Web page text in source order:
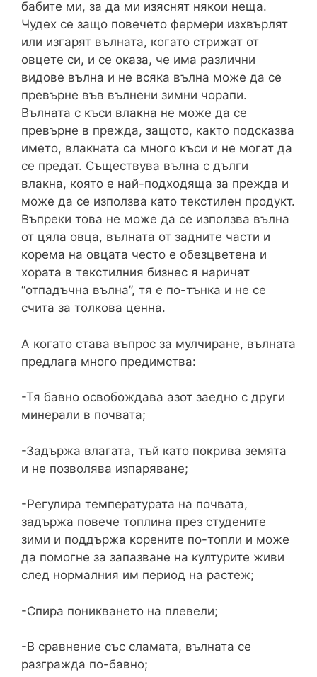
бабите ми, за да ми изяснят някои неща.
Чудех се защо повечето фермери изхвърлят
или изгарят вълната, когато стрижат от
овцете си, и се оказа, че има различни
видове вълна и не всяка вълна може да се
превърне във вълнени зимни чорапи.
Вълната с къси влакна не може да се
превърне в прежда, защото, както подсказва
името, влакната са много къси и не могат да
се предат. Съществува вълна с дълги
влакна, която е най-подходяща за прежда и
може да се използва като текстилен продукт.
Въпреки това не може да се използва вълна
от цяла овца, вълната от задните части и
корема на овцата често е обезцветена и
хората в текстилния бизнес я наричат
“отпадъчна вълна”, тя е по-тънка и не се
счита за толкова ценна.
А когато става въпрос за мулчиране, вълната
предлага много предимства:
-Тя бавно освобождава азот заедно с други
минерали в почвата;
-Задържа влагата, тъй като покрива земята
и не позволява изпаряване;
-Регулира температурата на почвата,
задържа повече топлина през студените
зими и поддържа корените по-топли и може
да помогне за запазване на културите живи
след нормалния им период на растеж;
-Спира поникването на плевели;
-В сравнение със сламата, вълната се
разгражда по-бавно;